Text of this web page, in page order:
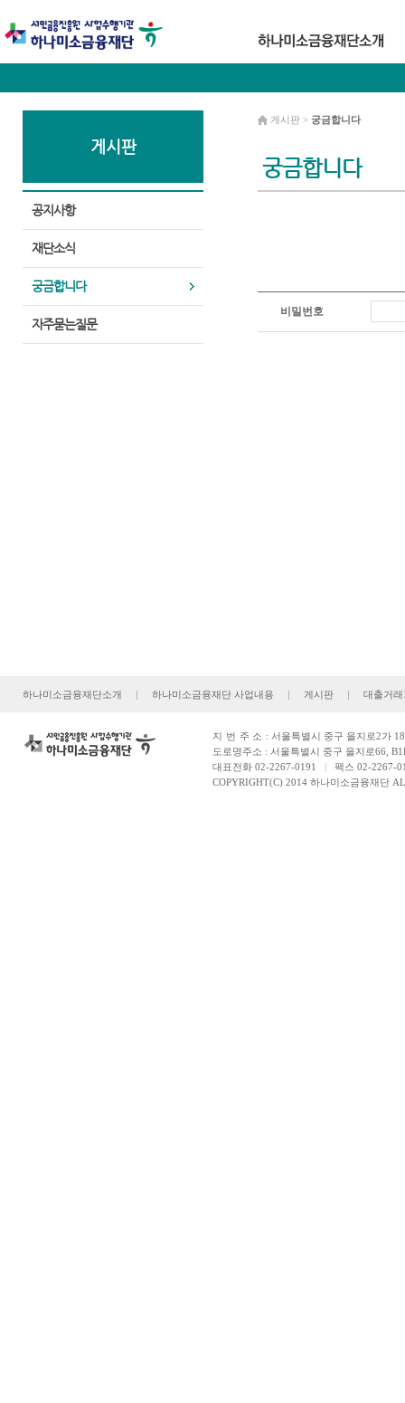
게시판
공지사항
재단소식
궁금합니다
자주묻는질문
궁금합니다
게시판 > 궁금합니다
비밀번호
하나미소금융재단소개 | 하나미소금융재단 사업내용 | 게시판 | 대출거
지번주소 : 서울특별시 중구 을지로2가
도로명주소 : 서울특별시 중구 을지로66,
대표전화 02-2267-0191 | 팩스 02-2267-
COPYRIGHT(C) 2014 하나미소금융재단